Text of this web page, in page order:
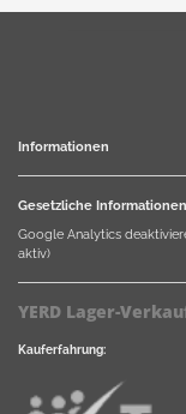
Informationen
Gesetzliche Informationen
Google Analytics
aktiv)
YERD Lager-
Kauferfahrung: